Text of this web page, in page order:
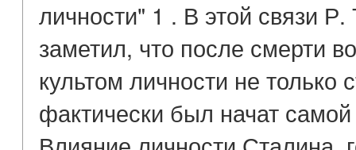
личности" 1 . В этой связи
заметил, что после смерти
культом личности не
фактически был начат